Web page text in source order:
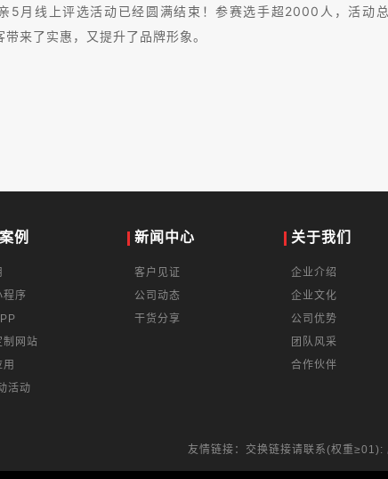
5月线上评选活动已经圆满结束！参赛选手超2000人，活动
来了实惠，又提升了品牌形象。
例
程序
制网站
活动
新闻中心
客户见证
公司动态
干货分享
关于我们
企业介绍
企业文化
公司优势
团队风采
合作伙伴
友情链接：交换链接请联系(权重≥01):